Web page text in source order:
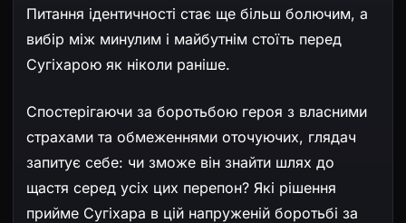
Питання ідентичності стає ще більш болючим, а
вибір між минулим і майбутнім стоїть перед
Сугіхарою як ніколи раніше.
Спостерігаючи за боротьбою героя з власними
страхами та обмеженнями оточуючих, глядач
запитує себе: чи зможе він знайти шлях до
щастя серед усіх цих перепон? Які рішення
прийме Сугіхара в цій напруженій боротьбі за